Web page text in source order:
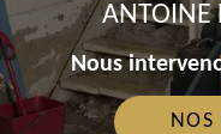
ANTOINE
Nous
NOS